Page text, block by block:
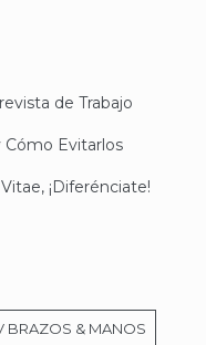
de Trabajo
Cómo Evitarlos
¡Diferénciate!
BRAZOS & MANOS